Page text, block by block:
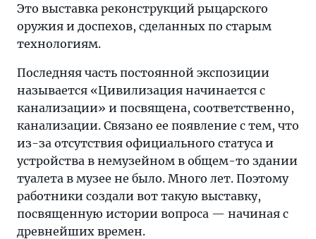
Это выставка реконструкций рыцарского
оружия и доспехов, сделанных по старым
технологиям.
Последняя часть постоянной экспозиции
называется «Цивилизация начинается с
канализации» и посвящена, соответственно,
канализации. Связано ее появление с тем, что
из-за отсутствия официального статуса и
устройства в немузейном в общем-то здании
туалета в музее не было. Много лет. Поэтому
работники создали вот такую выставку,
посвященную истории вопроса — начиная с
древнейших времен.